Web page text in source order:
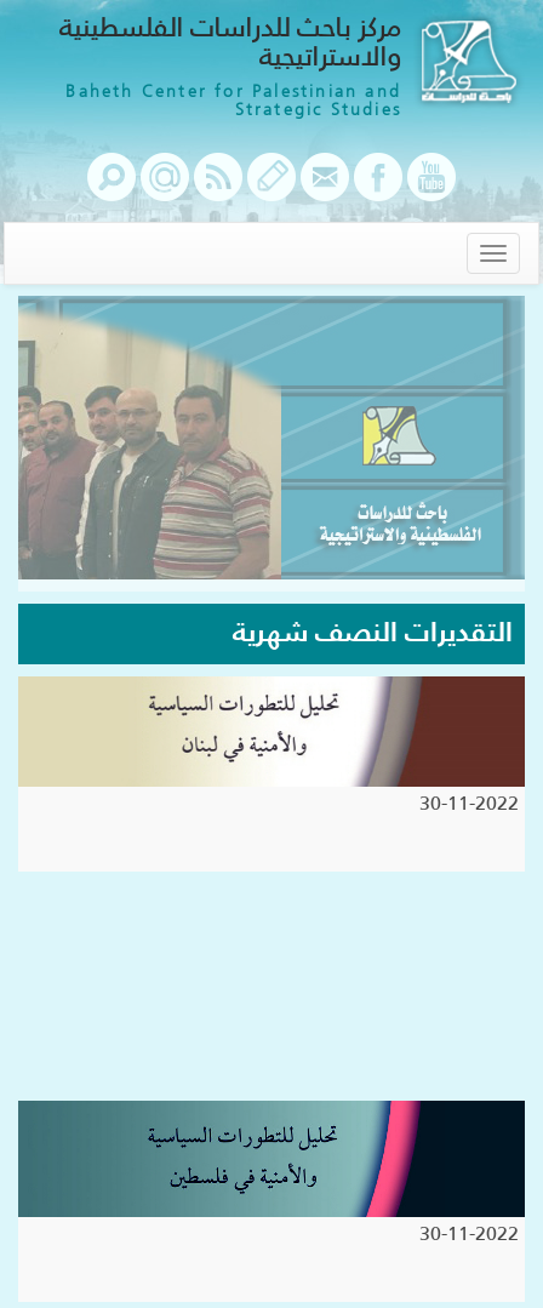
مركز باحث للدراسات الفلسطينية
والاستراتيجية
Baheth Center for Palestinian and
Strategic Studies
Toggle
navigation
التقديرات النصف شهرية
30-11-2022
30-11-2022